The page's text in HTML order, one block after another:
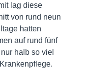
lag diese
von rund neun
hatten
auf rund fünf
halb so viel